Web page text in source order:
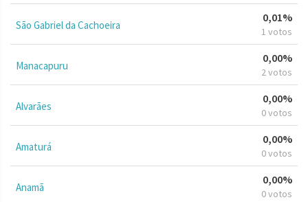
São Gabriel da Cachoeira
0,01%
1 votos
Manacapuru
0,00%
2 votos
Alvarães
0,00%
0 votos
Amaturá
0,00%
0 votos
Anamã
0,00%
0 votos